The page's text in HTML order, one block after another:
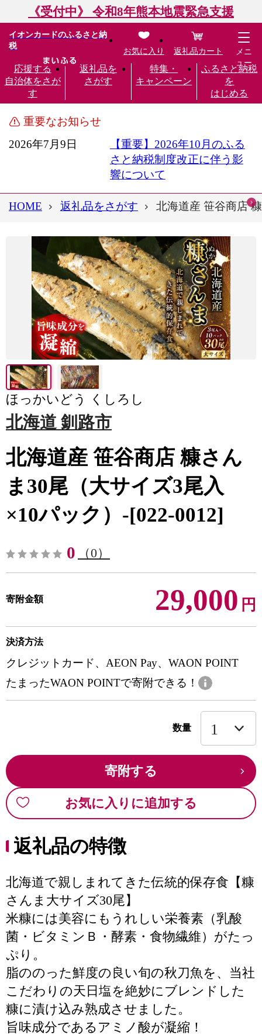
《受付中》 令和8年熊本地震緊急支援
イオンカードのふるさと納
税
応援する
自治体をさが
す
返礼品を
さがす
特集・
キャンペーン
ふるさと納税
を
はじめる
お気に入り 返礼品カート
メニ
ュー
重要なお知らせ
2026年7月9日
【重要】2026年10月のふる
さと納税制度改正に伴う影
響について
HOME 返礼品をさがす 北海道産 笹谷商店
ほっかいどう くしろし
北海道 釧路市
北海道産 笹谷商店 糠さん
ま30尾（大サイズ3尾入
×10パック）-[022-0012]
0 （0）
寄附金額 29,000 円
決済方法
クレジットカード、AEON Pay、WAON POINT
たまったWAON POINTで寄附できる！
数量
寄附する
お気に入りに追加する
返礼品の特徴
北海道で親しまれてきた伝統的保存食【糠
さんま大サイズ30尾】
米糠には美容にもうれしい栄養素（乳酸
菌・ビタミンＢ・酵素・食物繊維）がたっ
ぷり。
脂ののった鮮度の良い旬の秋刀魚を、当社
こだわりの天日塩を絶妙にブレンドした
糠に漬け込み熟成させました。
旨味成分であるアミノ酸が凝縮！